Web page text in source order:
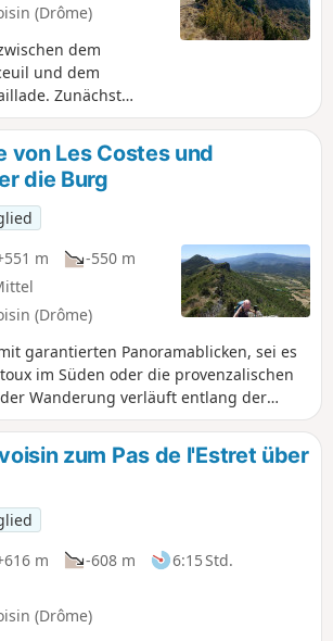
(Drôme)
dem
und dem
Zunächst
Obstbäume, Kirsch-
und einige
Sie diese
auf einen
Weg
de la Posterle
Kamm, von dem
sich herum auf 300
klarem Wetter
Pic Saint-Loup
wird Ihr
sein.
von Les Costes und
die Burg
m
-550 m
(Drôme)
garantierten Panoramablicken, sei es
im Süden oder die provenzalischen
Wanderung verläuft entlang der
de Beaume-Noire.Auf dem
Sie die Ruinen einer alten Burg, die
vermutet hätte. Variante der
Anx:
randonnee-beau...
zum Pas de l'Estret über
m -608 m
6:15 Std.
(Drôme)